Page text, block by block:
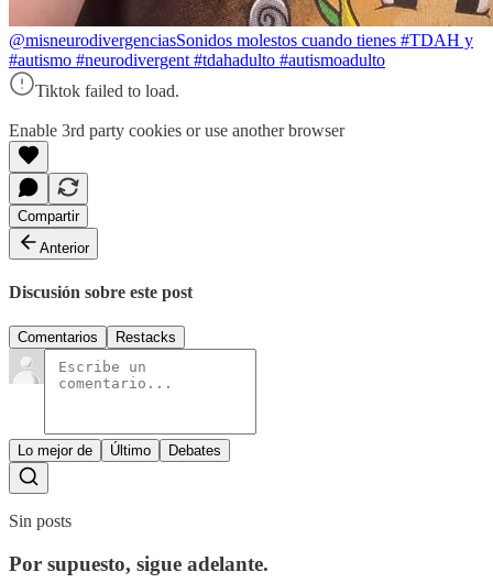
@misneurodivergenciasSonidos molestos cuando tienes #TDAH y
#autismo #neurodivergent #tdahadulto #autismoadulto
Tiktok failed to load.
Enable 3rd party cookies or use another browser
Compartir
Anterior
Discusión sobre este post
Comentarios Restacks
Lo mejor de Último Debates
Sin posts
Por supuesto, sigue adelante.